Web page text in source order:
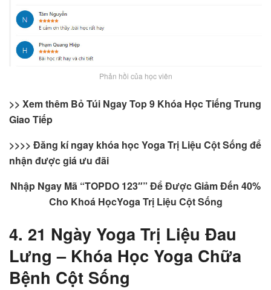
Phản hồi của học viên
>> Xem thêm Bỏ Túi Ngay Top 9 Khóa Học Tiếng Trung
Giao Tiếp
>>>> Đăng kí ngay khóa học Yoga Trị Liệu Cột Sống để
nhận được giá ưu đãi
Nhập Ngay Mã “TOPDO 123″” Để Được Giảm Đến 40%
Cho Khoá HọcYoga Trị Liệu Cột Sống
4. 21 Ngày Yoga Trị Liệu Đau
Lưng – Khóa Học Yoga Chữa
Bệnh Cột Sống